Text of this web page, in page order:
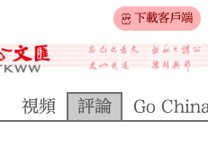
下載客戶端
視頻 評論 Go